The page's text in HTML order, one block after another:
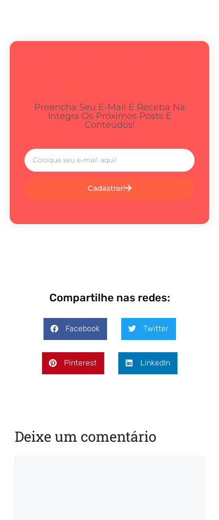
Preencha Seu E-Mail E Receba Na
Integra Os Próximos Posts E
Conteúdos!
Cadastrar!
Compartilhe nas redes:
Facebook Twitter
Pinterest LinkedIn
Deixe um comentário